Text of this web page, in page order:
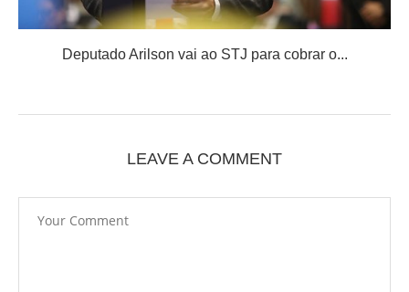
Deputado Arilson vai ao STJ para cobrar o...
LEAVE A COMMENT